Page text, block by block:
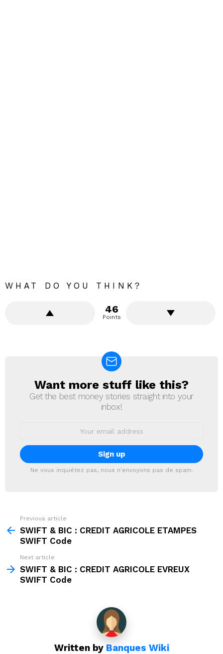
WHAT DO YOU THINK?
46
Points
NEWSLETTER
Want more stuff like this?
Get the best money stories straight into your
inbox!
Ne vous inquiétez pas, nous n'envoyons pas de spam.
more
Previous article
SWIFT & BIC : CREDIT AGRICOLE ETAMPES
SWIFT Code
Next article
SWIFT & BIC : CREDIT AGRICOLE EVREUX
SWIFT Code
Written by Banques Wiki